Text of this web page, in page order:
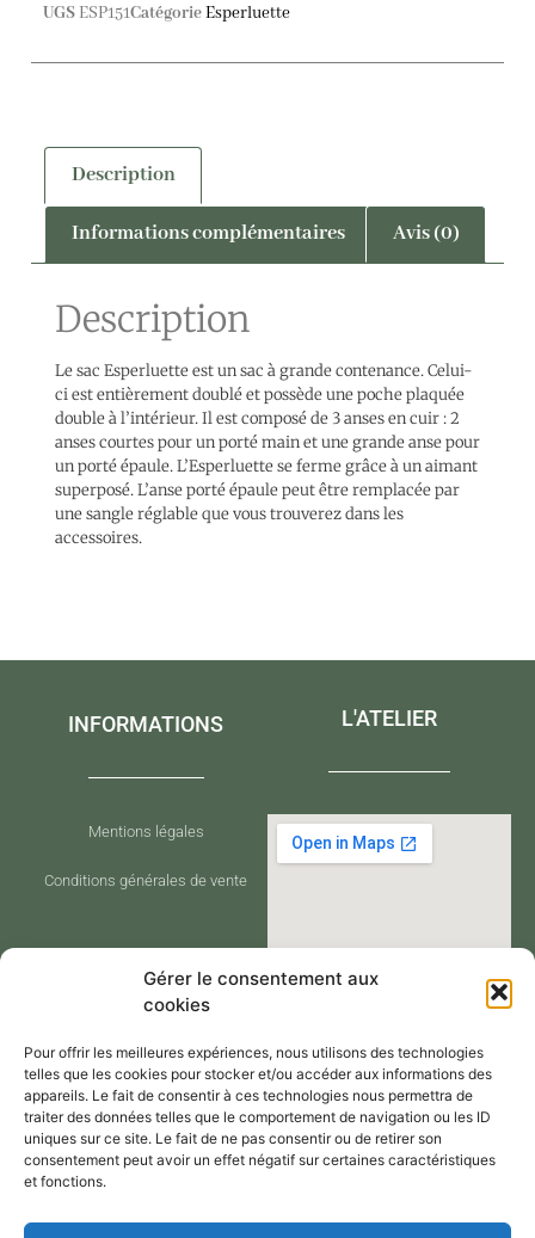
Gérer le consentement aux
cookies
Pour offrir les meilleures expériences, nous utilisons des technologies
telles que les cookies pour stocker et/ou accéder aux informations des
appareils. Le fait de consentir à ces technologies nous permettra de
traiter des données telles que le comportement de navigation ou les ID
uniques sur ce site. Le fait de ne pas consentir ou de retirer son
consentement peut avoir un effet négatif sur certaines caractéristiques
et fonctions.
UGSESP151CatégorieEsperluette
Description
Informations complémentaires Avis (0)
Description
Le sac Esperluette est un sac à grande contenance. Celui-
ci est entièrement doublé et possède une poche plaquée
double à l’intérieur. Il est composé de 3 anses en cuir : 2
anses courtes pour un porté main et une grande anse pour
un porté épaule. L’Esperluette se ferme grâce à un aimant
superposé. L’anse porté épaule peut être remplacée par
une sangle réglable que vous trouverez dans les
accessoires.
INFORMATIONS
Mentions légales
Conditions générales de vente
L'ATELIER
CONTACT